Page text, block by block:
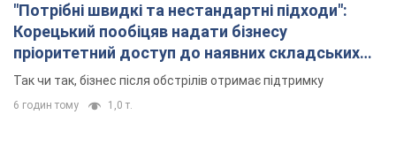
"Потрібні швидкі та нестандартні підходи":
Корецький пообіцяв надати бізнесу
пріоритетний доступ до наявних складських
приміщень
Так чи так, бізнес після обстрілів отримає підтримку
6 годин тому 1,0 т.